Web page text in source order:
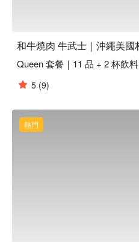
Queen 套餐｜11 品 + 2 杯飲料
5 (9)
熱門